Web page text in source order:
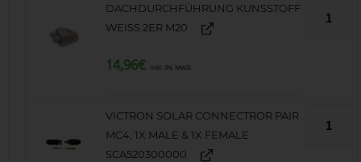
DACHDURCHFÜHRUNG KUNSSTOFF
WEISS 2ER M20
14,96€ inkl. 0% MwSt.
VICTRON SOLAR CONNECTROR PAIR
MC4, 1X MALE & 1X FEMALE
SCA520300000